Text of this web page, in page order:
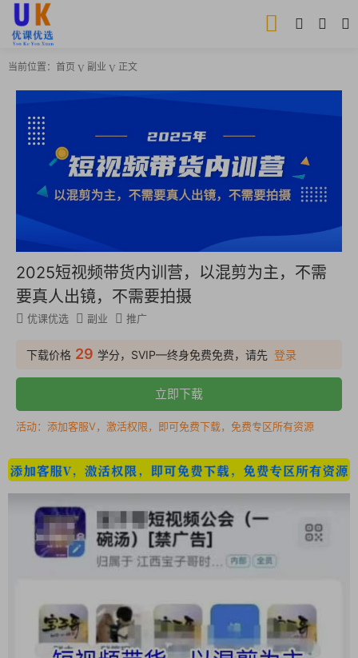
当前位置： 首页 副业 正文
2025短视频带货内训营，以混剪为主，不需
要真人出镜，不需要拍摄
优课优选 副业 推广
下载价格 29 学分，SVIP—终身免费免费，请先 登录
立即下载
活动：添加客服V，激活权限，即可免费下载，免费专区所有资源